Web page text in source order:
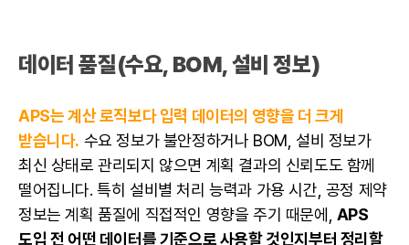
데이터 품질(수요, BOM, 설비 정보)
APS는 계산 로직보다 입력 데이터의 영향을 더 크게
받습니다. 수요 정보가 불안정하거나 BOM, 설비 정보가
최신 상태로 관리되지 않으면 계획 결과의 신뢰도도 함께
떨어집니다. 특히 설비별 처리 능력과 가용 시간, 공정 제약
정보는 계획 품질에 직접적인 영향을 주기 때문에, APS
도입 전 어떤 데이터를 기준으로 사용할 것인지부터 정리할